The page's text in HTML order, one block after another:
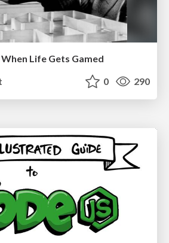
Life Gets Gamed
0 290